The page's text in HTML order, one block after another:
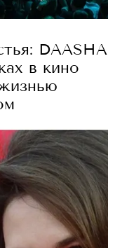
DAASHA
в кино